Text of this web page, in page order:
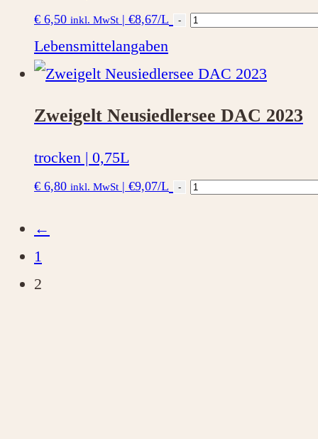
€ 6,50 inkl. MwSt | €8,67/L -
Welschriesling
Menge
Lebensmittelangaben
Zweigelt Neusiedlersee DAC 2023
trocken | 0,75L
€ 6,80 inkl. MwSt | €9,07/L -
Zweigelt
←
1
2